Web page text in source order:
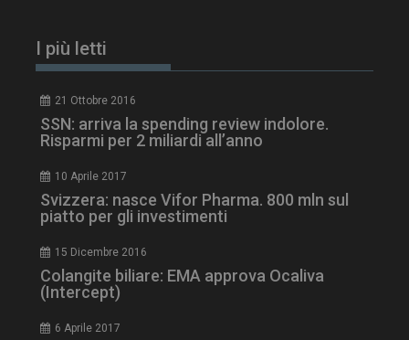
I più letti
21 Ottobre 2016
SSN: arriva la spending review indolore.
Risparmi per 2 miliardi all’anno
10 Aprile 2017
Svizzera: nasce Vifor Pharma. 800 mln sul
piatto per gli investimenti
15 Dicembre 2016
Colangite biliare: EMA approva Ocaliva
(Intercept)
6 Aprile 2017
ironfish-session-id
ARRAffinity